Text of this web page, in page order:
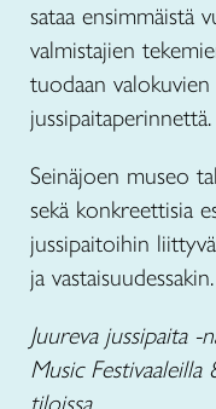
sataa ensimmäistä
valmistajien
tuodaan valokuvien
jussipaitaperinnettä.
Seinäjoen museo
sekä konkreettisia
jussipaitoihin
ja vastaisuudessakin.
Juureva jussipaita
Music
tiloissa.